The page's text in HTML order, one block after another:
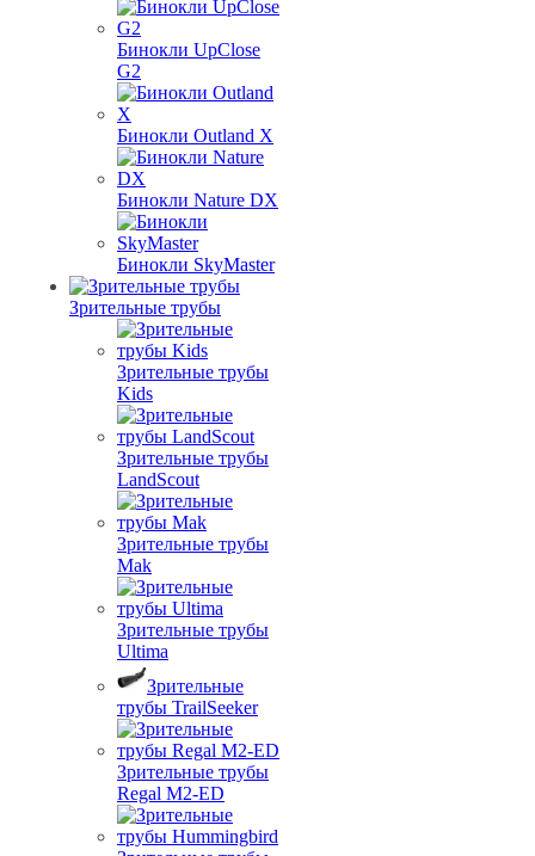
Бинокли UpClose
G2
Бинокли Outland X
Бинокли Nature DX
Бинокли SkyMaster
Зрительные трубы
Зрительные трубы
Kids
Зрительные трубы
LandScout
Зрительные трубы
Mak
Зрительные трубы
Ultima
Зрительные
трубы TrailSeeker
Зрительные трубы
Regal M2-ED